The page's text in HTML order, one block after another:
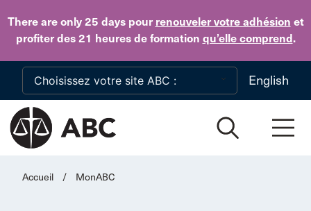
There are only 25 dayspour renouveler votre adhésion et
profiter des 21 heures de formation qu’elle comprend.
Skip to main content
English
Accueil / MonABC